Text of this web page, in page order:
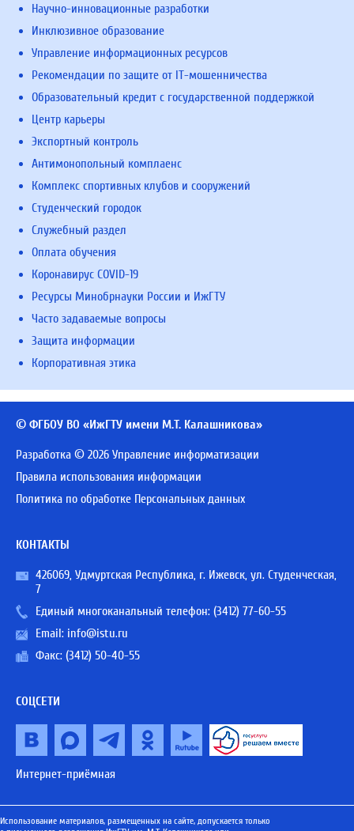
Научно-инновационные разработки
Инклюзивное образование
Управление информационных ресурсов
Рекомендации по защите от IT-мошенничества
Образовательный кредит с государственной поддержкой
Центр карьеры
Экспортный контроль
Антимонопольный комплаенс
Комплекс спортивных клубов и сооружений
Студенческий городок
Служебный раздел
Оплата обучения
Коронавирус COVID-19
Ресурсы Минобрнауки России и ИжГТУ
Часто задаваемые вопросы
Защита информации
Корпоративная этика
© ФГБОУ ВО «ИжГТУ имени М.Т. Калашникова»
Разработка © 2026 Управление информатизации
Правила использования информации
Политика по обработке Персональных данных
КОНТАКТЫ
426069, Удмуртская Республика, г. Ижевск, ул. Студенческая,
7
Единый многоканальный телефон: (3412) 77-60-55
Email: info@istu.ru
Факс: (3412) 50-40-55
СОЦСЕТИ
Интернет-приёмная
Использование материалов, размещенных на сайте, допускается только